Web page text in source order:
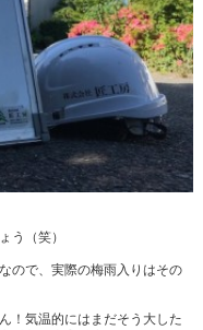
う（笑）
ので、実際の梅雨入りはその
！気温的にはまだそう大した